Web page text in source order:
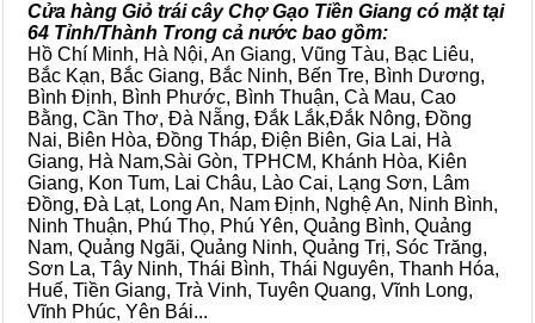
Cửa hàng Giỏ trái cây Chợ Gạo Tiền Giang có mặt tại
64 Tỉnh/Thành Trong cả nước bao gồm:
Hồ Chí Minh, Hà Nội, An Giang, Vũng Tàu, Bạc Liêu,
Bắc Kạn, Bắc Giang, Bắc Ninh, Bến Tre, Bình Dương,
Bình Định, Bình Phước, Bình Thuận, Cà Mau, Cao
Bằng, Cần Thơ, Đà Nẵng, Đắk Lắk,Đắk Nông, Đồng
Nai, Biên Hòa, Đồng Tháp, Điện Biên, Gia Lai, Hà
Giang, Hà Nam,Sài Gòn, TPHCM, Khánh Hòa, Kiên
Giang, Kon Tum, Lai Châu, Lào Cai, Lạng Sơn, Lâm
Đồng, Đà Lạt, Long An, Nam Định, Nghệ An, Ninh Bình,
Ninh Thuận, Phú Thọ, Phú Yên, Quảng Bình, Quảng
Nam, Quảng Ngãi, Quảng Ninh, Quảng Trị, Sóc Trăng,
Sơn La, Tây Ninh, Thái Bình, Thái Nguyên, Thanh Hóa,
Huế, Tiền Giang, Trà Vinh, Tuyên Quang, Vĩnh Long,
Vĩnh Phúc, Yên Bái...